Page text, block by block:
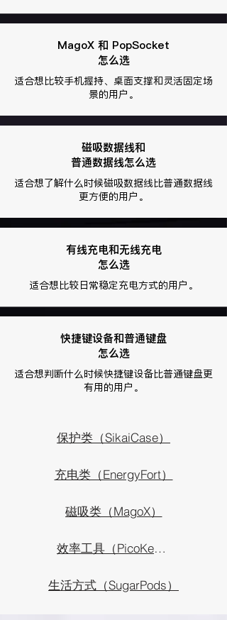
MagoX 和 PopSocket
怎么选
适合想比较手机握持、桌面支撑和灵活固定场
景的用户。
磁吸数据线和
普通数据线怎么选
适合想了解什么时候磁吸数据线比普通数据线
更方便的用户。
有线充电和无线充电
怎么选
适合想比较日常稳定充电方式的用户。
快捷键设备和普通键盘
怎么选
适合想判断什么时候快捷键设备比普通键盘更
有用的用户。
保护类（SikaiCase）
充电类（EnergyFort）
磁吸类（MagoX）
效率工具（PicoKey）
生活方式（SugarPods）